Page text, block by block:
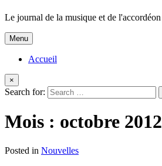
Le journal de la musique et de l'accordéon
Menu
Accueil
×
Search for:
Mois : octobre 2012
Posted in Nouvelles